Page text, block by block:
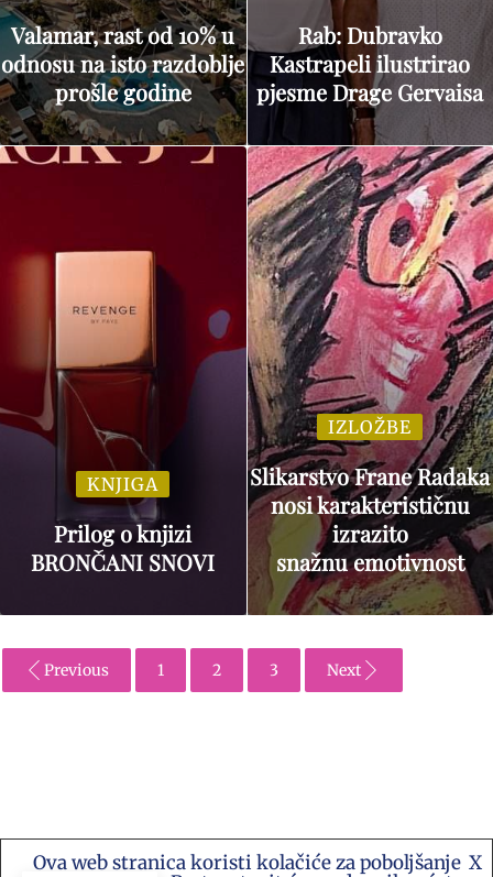
Valamar, rast od 10% u
odnosu na isto razdoblje
prošle godine
Rab: Dubravko
Kastrapeli ilustrirao
pjesme Drage Gervaisa
KNJIGA
Prilog o knjizi
BRONČANI SNOVI
IZLOŽBE
Slikarstvo Frane Radaka
nosi karakterističnu
izrazito
snažnu emotivnost
Previous 1 2 3 Next
Kontakt e-mail: akademija.art@gmail.com •
Ova web stranica koristi kolačiće za poboljšanje X